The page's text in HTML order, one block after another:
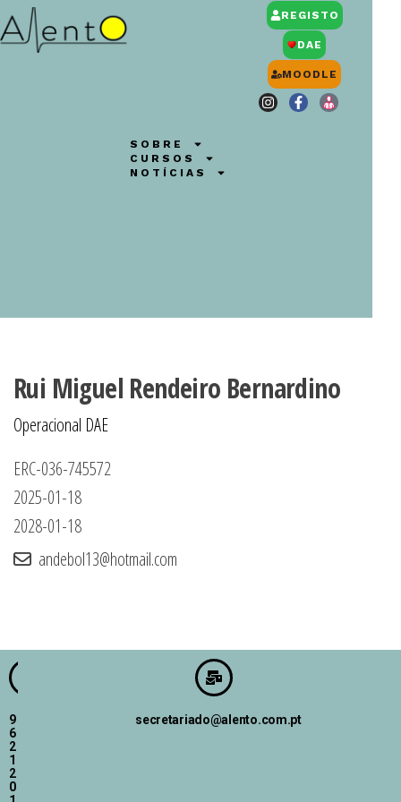
SOBRE
CURSOS
NOTÍCIAS
REGISTO
DAE
MOODLE
Rui Miguel Rendeiro Bernardino
Operacional DAE
ERC-036-745572
2025-01-18
2028-01-18
andebol13@hotmail.com
9
6
2
1
2
0
secretariado@alento.com.pt